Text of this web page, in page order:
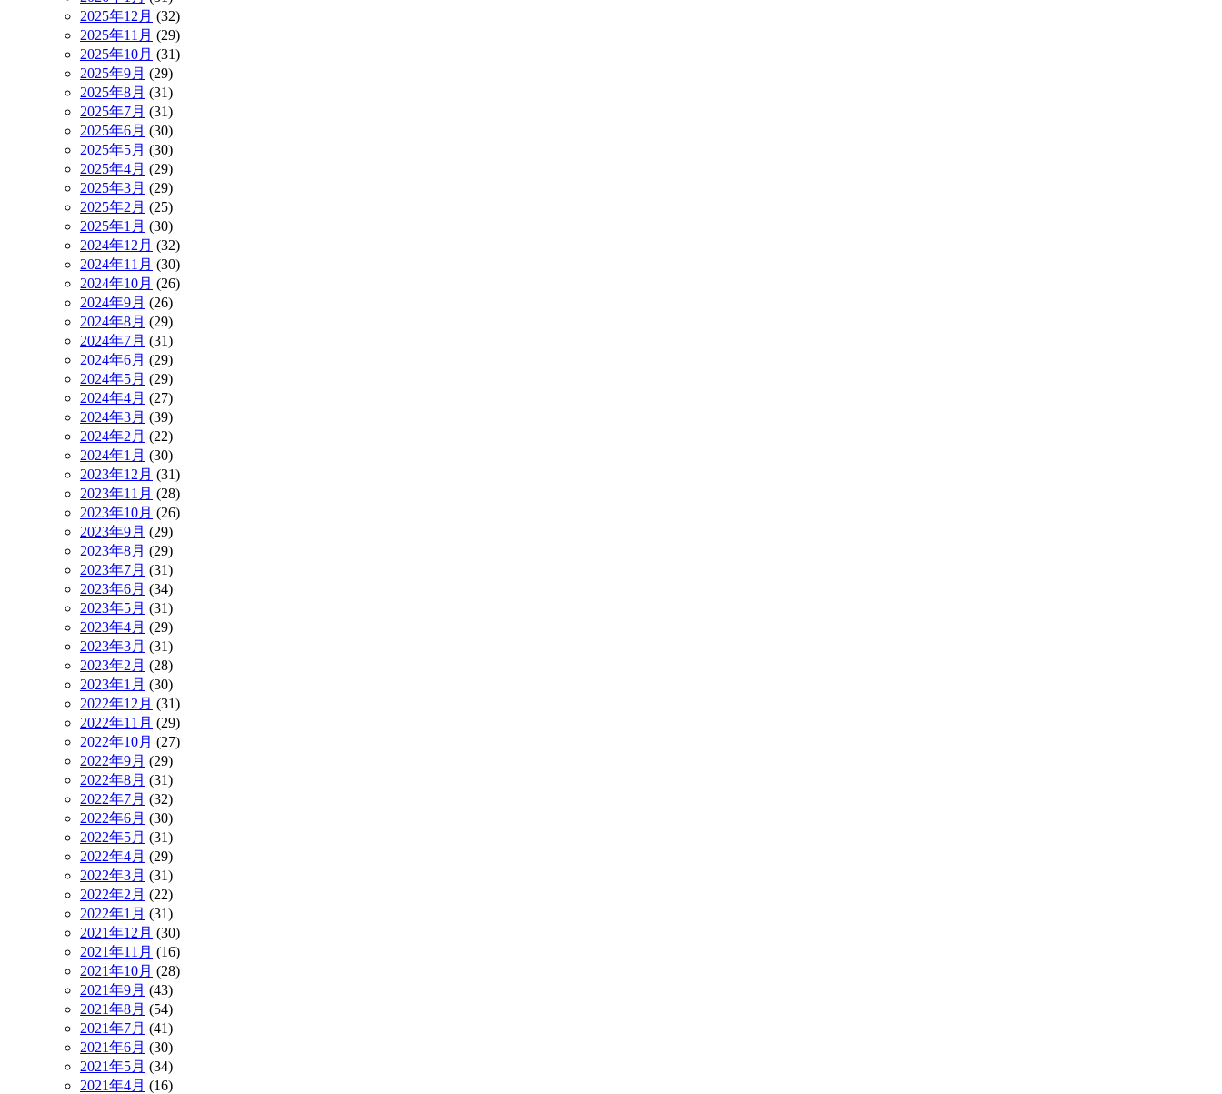
2025年12月 (32)
2025年11月 (29)
2025年10月 (31)
2025年9月 (29)
2025年8月 (31)
2025年7月 (31)
2025年6月 (30)
2025年5月 (30)
2025年4月 (29)
2025年3月 (29)
2025年2月 (25)
2025年1月 (30)
2024年12月 (32)
2024年11月 (30)
2024年10月 (26)
2024年9月 (26)
2024年8月 (29)
2024年7月 (31)
2024年6月 (29)
2024年5月 (29)
2024年4月 (27)
2024年3月 (39)
2024年2月 (22)
2024年1月 (30)
2023年12月 (31)
2023年11月 (28)
2023年10月 (26)
2023年9月 (29)
2023年8月 (29)
2023年7月 (31)
2023年6月 (34)
2023年5月 (31)
2023年4月 (29)
2023年3月 (31)
2023年2月 (28)
2023年1月 (30)
2022年12月 (31)
2022年11月 (29)
2022年10月 (27)
2022年9月 (29)
2022年8月 (31)
2022年7月 (32)
2022年6月 (30)
2022年5月 (31)
2022年4月 (29)
2022年3月 (31)
2022年2月 (22)
2022年1月 (31)
2021年12月 (30)
2021年11月 (16)
2021年10月 (28)
2021年9月 (43)
2021年8月 (54)
2021年7月 (41)
2021年6月 (30)
2021年5月 (34)
2021年4月 (16)